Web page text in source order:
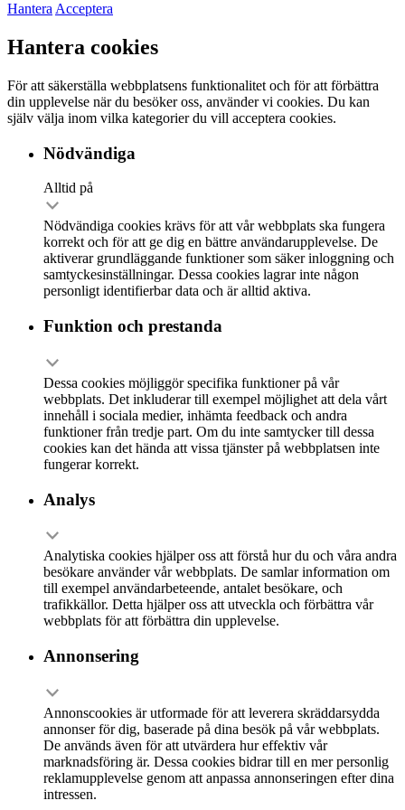
Hantera Acceptera
Hantera cookies
För att säkerställa webbplatsens funktionalitet och för att förbättra
din upplevelse när du besöker oss, använder vi cookies. Du kan
själv välja inom vilka kategorier du vill acceptera cookies.
Nödvändiga
Alltid på
Nödvändiga cookies krävs för att vår webbplats ska fungera
korrekt och för att ge dig en bättre användarupplevelse. De
aktiverar grundläggande funktioner som säker inloggning och
samtyckesinställningar. Dessa cookies lagrar inte någon
personligt identifierbar data och är alltid aktiva.
Funktion och prestanda
Dessa cookies möjliggör specifika funktioner på vår
webbplats. Det inkluderar till exempel möjlighet att dela vårt
innehåll i sociala medier, inhämta feedback och andra
funktioner från tredje part. Om du inte samtycker till dessa
cookies kan det hända att vissa tjänster på webbplatsen inte
fungerar korrekt.
Analys
Analytiska cookies hjälper oss att förstå hur du och våra andra
besökare använder vår webbplats. De samlar information om
till exempel användarbeteende, antalet besökare, och
trafikkällor. Detta hjälper oss att utveckla och förbättra vår
webbplats för att förbättra din upplevelse.
Annonsering
Annonscookies är utformade för att leverera skräddarsydda
annonser för dig, baserade på dina besök på vår webbplats.
De används även för att utvärdera hur effektiv vår
marknadsföring är. Dessa cookies bidrar till en mer personlig
reklamupplevelse genom att anpassa annonseringen efter dina
intressen.